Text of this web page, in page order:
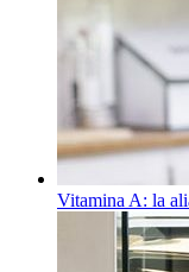
Vitamina A: la